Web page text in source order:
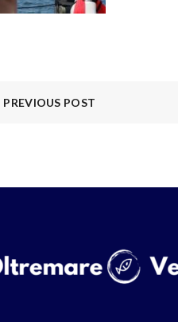
PREVIOUS POST